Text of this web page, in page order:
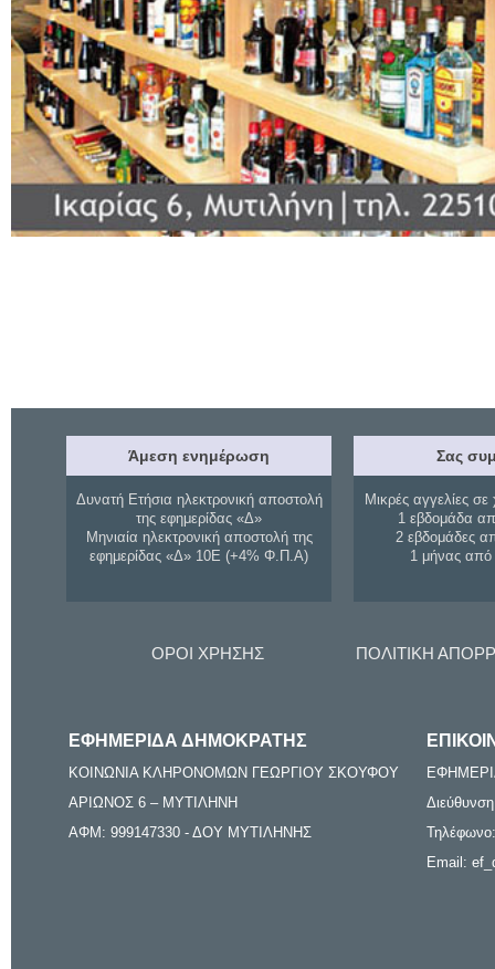
Άμεση ενημέρωση
Δυνατή Ετήσια ηλεκτρονική αποστολή
της εφημερίδας «Δ»
Μηνιαία ηλεκτρονική αποστολή της
εφημερίδας «Δ» 10Ε (+4% Φ.Π.Α)
Σας
Μικρές αγγελίες σε
1 εβδομάδα
2 εβδομάδες
1 μήνας
ΟΡΟΙ ΧΡΗΣΗΣ ΠΟΛΙΤΙΚΗ
ΕΦΗΜΕΡΙΔΑ ΔΗΜΟΚΡΑΤΗΣ
ΚΟΙΝΩΝΙΑ ΚΛΗΡΟΝΟΜΩΝ ΓΕΩΡΓΙΟΥ ΣΚΟΥΦΟΥ
ΑΡΙΩΝΟΣ 6 – ΜΥΤΙΛΗΝΗ
ΑΦΜ: 999147330 - ΔΟΥ ΜΥΤΙΛΗΝΗΣ
Email: